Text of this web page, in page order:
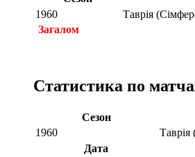
1960
Таврія
Загалом
Статистика по
Сезон
1960
Дата